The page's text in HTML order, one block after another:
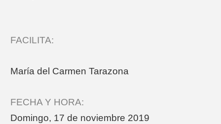
FACILITA:
María del Carmen Tarazona
FECHA Y HORA:
Domingo, 17 de noviembre 2019